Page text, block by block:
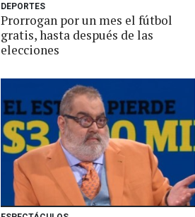
DEPORTES
Prorrogan por un mes el fútbol
gratis, hasta después de las
elecciones